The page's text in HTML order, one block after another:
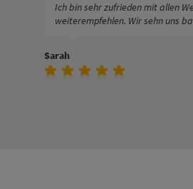
Ich bin sehr zufrieden mit allen
weiterempfehlen. Wir sehn uns
Sarah